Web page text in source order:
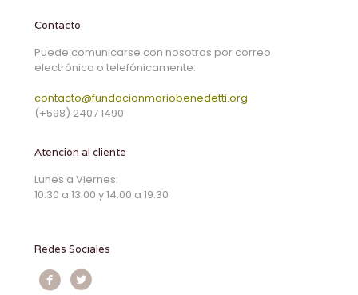
Contacto
Puede comunicarse con nosotros por correo
electrónico o telefónicamente:
contacto@fundacionmariobenedetti.org
(+598) 2407 1490
Atención al cliente
Lunes a Viernes:
10:30 a 13:00 y 14:00 a 19:30
Redes Sociales